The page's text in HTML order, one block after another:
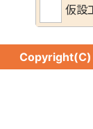
仮設